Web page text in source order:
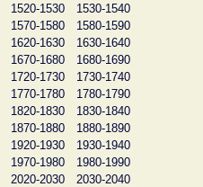
1520-1530
1530-1540
1570-1580
1580-1590
1620-1630
1630-1640
1670-1680
1680-1690
1720-1730
1730-1740
1770-1780
1780-1790
1820-1830
1830-1840
1870-1880
1880-1890
1920-1930
1930-1940
1970-1980
1980-1990
2020-2030
2030-2040